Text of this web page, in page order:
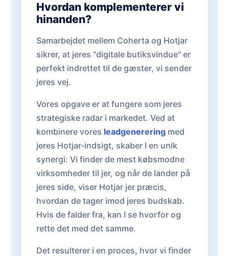
Hvordan komplementerer vi
hinanden?
Samarbejdet mellem Coherta og Hotjar
sikrer, at jeres "digitale butiksvindue" er
perfekt indrettet til de gæster, vi sender
jeres vej.
Vores opgave er at fungere som jeres
strategiske radar i markedet. Ved at
kombinere vores leadgenerering med
jeres Hotjar-indsigt, skaber I en unik
synergi: Vi finder de mest købsmodne
virksomheder til jer, og når de lander på
jeres side, viser Hotjar jer præcis,
hvordan de tager imod jeres budskab.
Hvis de falder fra, kan I se hvorfor og
rette det med det samme.
Det resulterer i en proces, hvor vi finder